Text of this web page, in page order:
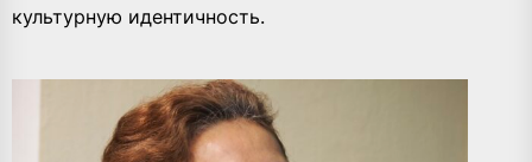
культурную идентичность.